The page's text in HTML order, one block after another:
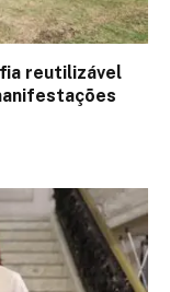
reutilizável